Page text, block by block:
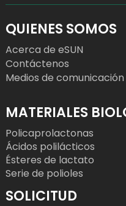
QUIENES SOMOS
Acerca de eSUN
Contáctenos
Medios de comunicación
MATERIALES
Policaprolactonas
Ácidos polilácticos
Ésteres de lactato
Serie de polioles
SOLICITUD